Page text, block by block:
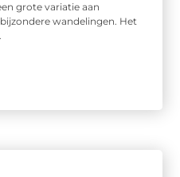
grote variatie aan
wandelingen. Het